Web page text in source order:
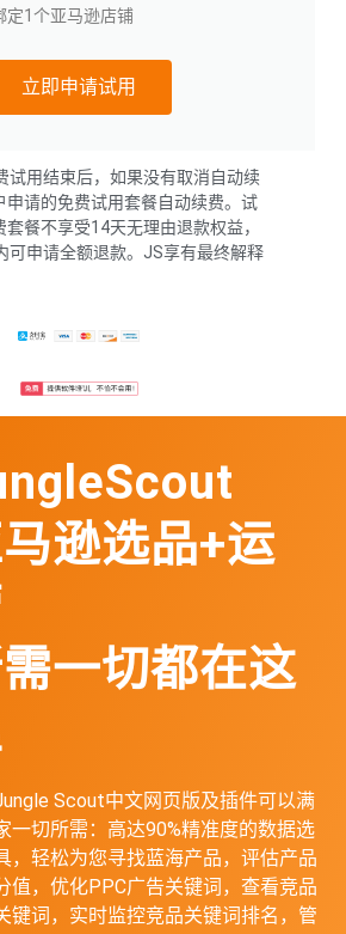
定1个亚马逊店铺
立即申请试用
试用结束后，如果没有取消自动续
申请的免费试用套餐自动续费。试
餐不享受14天无理由退款权益，
可申请全额退款。JS享有最终解释
逊选品+运
一切都在这
Scout中文网页版及插件可以满
一切所需：高达90%精准度的数据选
，轻松为您寻找蓝海产品，评估产品
值，优化PPC广告关键词，查看竞品
键词，实时监控竞品关键词排名，管